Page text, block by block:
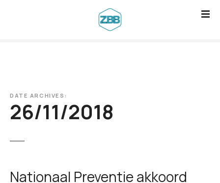
DATE ARCHIVES:
26/11/2018
Nationaal Preventie akkoord